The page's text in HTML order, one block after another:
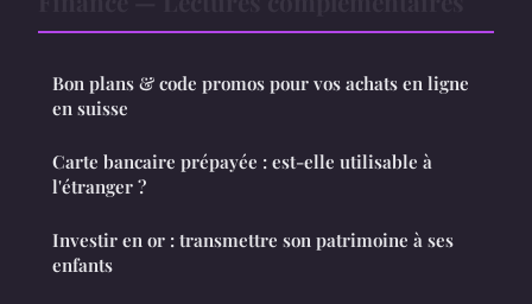
Bon plans & code promos pour vos achats en ligne
en suisse
Carte bancaire prépayée : est-elle utilisable à
l'étranger ?
Investir en or : transmettre son patrimoine à ses
enfants